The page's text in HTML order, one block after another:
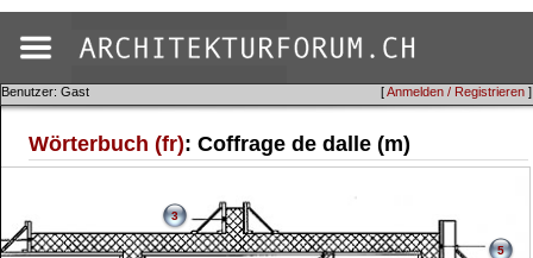
[Anmelden / Registrieren ]
Benutzer: Gast
Wörterbuch (fr): Coffrage de dalle (m)
3
5